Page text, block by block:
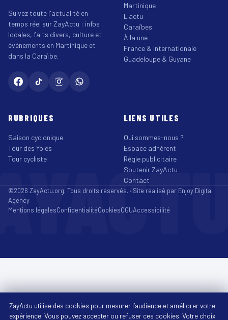
Suivez toute l'actualité en
temps réel sur ZayActu : infos
locales, faits divers, culture et
événements en Martinique et
dans la Caraïbe.
Martinique
L'actu
Caraïbes
À la une
France & Internationale
Guadeloupe & Guyane
RUBRIQUES
Saison cyclonique
Tour des Yoles
Tour cycliste
LIENS UTILES
Qui sommes-nous ?
Espace adhérent
Régie publicitaire
Soutenir ZayActu
Contact
©2026 ZayActu.org. Tous droits réservés. · Site réalisé par Enjoy Digital
Agency
Mentions légalesConfidentialitéCookiesCGUAccessibilité
ZayActu utilise des cookies pour mesurer l’audience et améliorer votre
expérience. Vous pouvez accepter ou refuser ces cookies. Votre choix